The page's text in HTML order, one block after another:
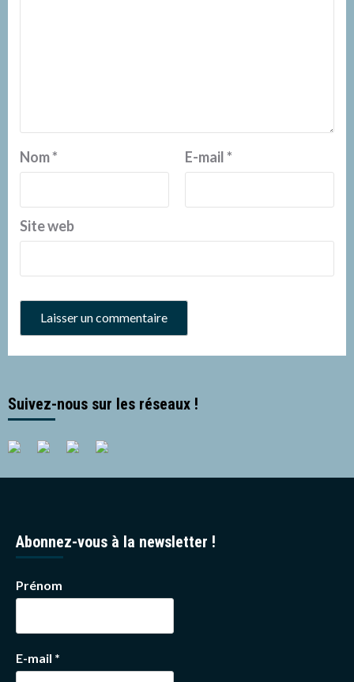
Nom* E-mail*
Site web
Suivez-nous sur les réseaux !
Abonnez-vous à la newsletter !
Prénom
E-mail *